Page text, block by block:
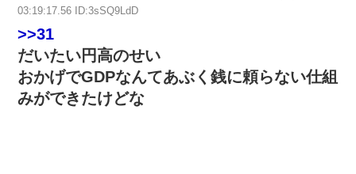
03:19:17.56 ID:3sSQ9LdD
>>31
だいたい円高のせい
おかげでGDPなんてあぶく銭に頼らない仕組
みができたけどな